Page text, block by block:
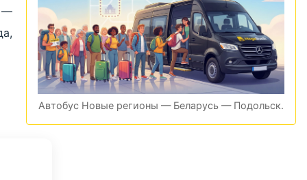
Автобус Новые регионы — Беларусь — Подольск.
—